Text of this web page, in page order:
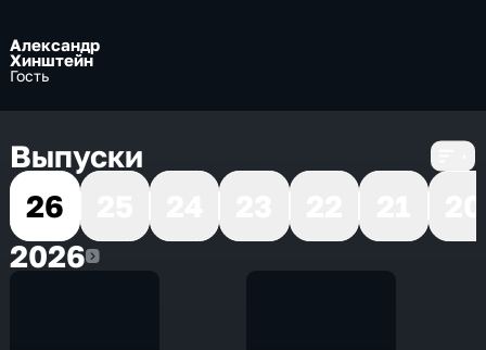
Александр
Хинштейн
Гость
Выпуски
26
20262026